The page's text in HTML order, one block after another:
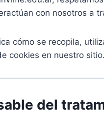
con nosotros a
cómo se recopila,
cookies en nuestro sitio.
del